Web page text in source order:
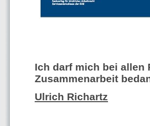
Ich darf mich bei allen
Zusammenarbeit
Ulrich Richartz